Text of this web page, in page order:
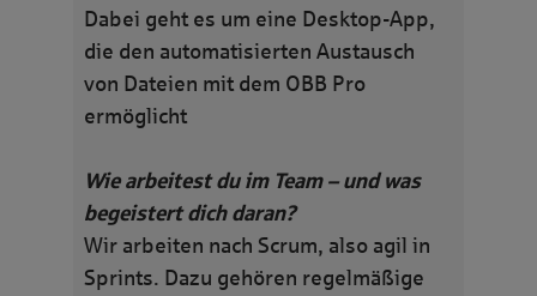
Dabei geht es um eine Desktop-App,
die den automatisierten Austausch
von Dateien mit dem OBB Pro
ermöglicht
Wie arbeitest du im Team – und was
begeistert dich daran?
Wir arbeiten nach Scrum, also agil in
Sprints. Dazu gehören regelmäßige